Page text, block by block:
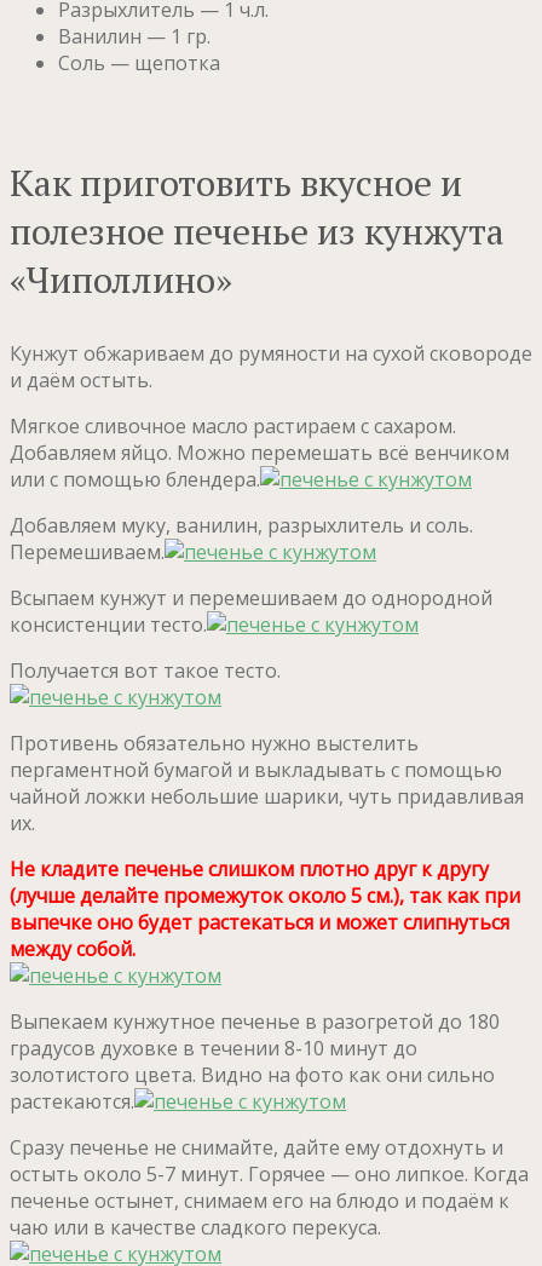
Разрыхлитель — 1 ч.л.
Ванилин — 1 гр.
Соль — щепотка
Как приготовить вкусное и
полезное печенье из кунжута
«Чиполлино»
Кунжут обжариваем до румяности на сухой сковороде
и даём остыть.
Мягкое сливочное масло растираем с сахаром.
Добавляем яйцо. Можно перемешать всё венчиком
или с помощью блендера.
Добавляем муку, ванилин, разрыхлитель и соль.
Перемешиваем.
Всыпаем кунжут и перемешиваем до однородной
консистенции тесто.
Получается вот такое тесто.
Противень обязательно нужно выстелить
пергаментной бумагой и выкладывать с помощью
чайной ложки небольшие шарики, чуть придавливая
их.
Не кладите печенье слишком плотно друг к другу
(лучше делайте промежуток около 5 см.), так как при
выпечке оно будет растекаться и может слипнуться
между собой.
Выпекаем кунжутное печенье в разогретой до 180
градусов духовке в течении 8-10 минут до
золотистого цвета. Видно на фото как они сильно
растекаются.
Сразу печенье не снимайте, дайте ему отдохнуть и
остыть около 5-7 минут. Горячее — оно липкое. Когда
печенье остынет, снимаем его на блюдо и подаём к
чаю или в качестве сладкого перекуса.